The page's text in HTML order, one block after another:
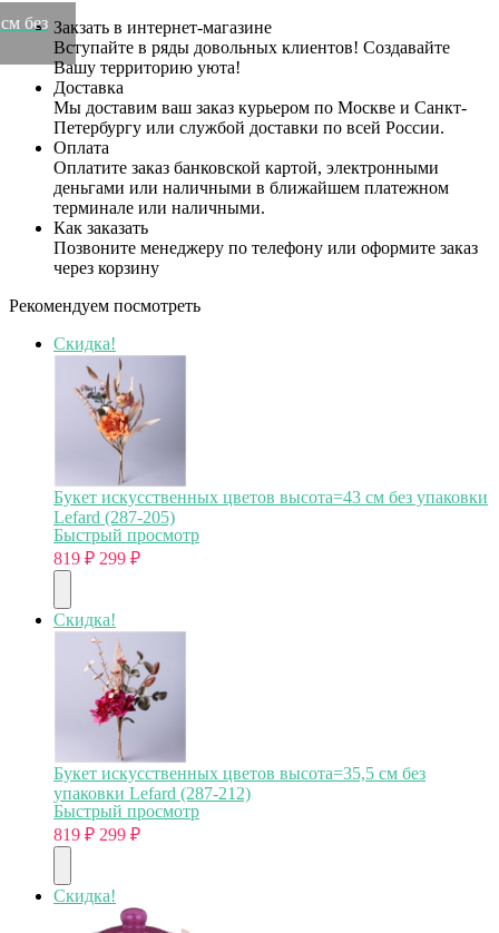
без Закзать в интернет-магазине
Вступайте в ряды довольных клиентов! Создавайте
Вашу территорию уюта!
Доставка
Мы доставим ваш заказ курьером по Москве и Санкт-
Петербургу или службой доставки по всей России.
Оплата
Оплатите заказ банковской картой, электронными
деньгами или наличными в ближайшем платежном
терминале или наличными.
Как заказать
Позвоните менеджеру по телефону или оформите заказ
через корзину
Рекомендуем посмотреть
Скидка!
Букет искусственных цветов высота=43 см без упаковки
Lefard (287-205)
Быстрый просмотр
819 ₽ 299 ₽
Скидка!
Букет искусственных цветов высота=35,5 см без
упаковки Lefard (287-212)
Быстрый просмотр
819 ₽ 299 ₽
Скидка!